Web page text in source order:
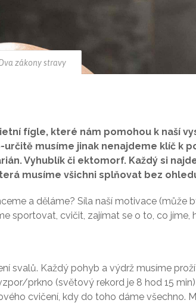
zákony stravy
fígle, které nám pomohou k naší
musíme jinak nenajdeme klíč k
Vyhublík či ektomorf. Každý si
musíme všichni splňovat bez
a děláme? Síla naší motivace (může
sportovat, cvičit, zajímat se o to, co jíme,
svalů. Každý pohyb a výdrž musíme
prkno (světový rekord je 8 hod 15
cvičení, kdy do toho dáme všechno.